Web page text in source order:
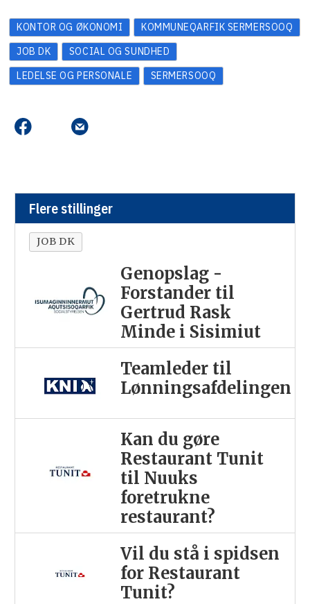
KONTOR OG ØKONOMI
KOMMUNEQARFIK SERMERSOOQ
JOB DK
SOCIAL OG SUNDHED
LEDELSE OG PERSONALE
SERMERSOOQ
Flere stillinger
JOB DK
Genopslag -
Forstander til
Gertrud Rask
Minde i Sisimiut
Teamleder til
Lønningsafdelingen
Kan du gøre
Restaurant Tunit
til Nuuks
foretrukne
restaurant?
Vil du stå i spidsen
for Restaurant
Tunit?